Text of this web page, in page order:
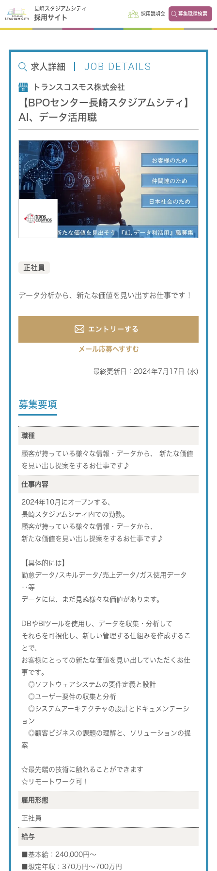
長崎スタジアムシティ
採用サイト
採用説明会 募集職種検索
求人詳細 JOB DETAILS
トランスコスモス株式会社
【BPOセンター長崎スタジアムシティ】
AI、データ活用職
正社員
データ分析から、新たな価値を見い出すお仕事です！
エントリーする
メール応募へすすむ
最終更新日：2024年7月17日 (水)
募集要項
職種
顧客が持っている様々な情報・データから、 新たな価値
を見い出し提案をするお仕事です♪
仕事内容
2024年10月にオープンする、
長崎スタジアムシティ内での勤務。
顧客が持っている様々な情報・データから、
新たな価値を見い出し提案をするお仕事です♪
【具体的には】
勤怠データ/スキルデータ/売上データ/ガス使用データ
‥等
データには、まだ見ぬ様々な価値があります。
DBやBIツールを使用し、データを収集・分析して
それらを可視化し、新しい管理する仕組みを作成するこ
とで、
お客様にとっての新たな価値を見い出していただくお仕
事です。
◎ソフトウェアシステムの要件定義と設計
◎ユーザー要件の収集と分析
◎システムアーキテクチャの設計とドキュメンテーシ
ョン
◎顧客ビジネスの課題の理解と、ソリューションの提
案
☆最先端の技術に触れることができます
☆リモートワーク可！
雇用形態
正社員
給与
■基本給：240,000円～
■想定年収：370万円～700万円